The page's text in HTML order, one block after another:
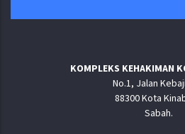
KOMPLEKS KEHAKIMAN
No.1, Jalan
88300 Kota
Sabah.